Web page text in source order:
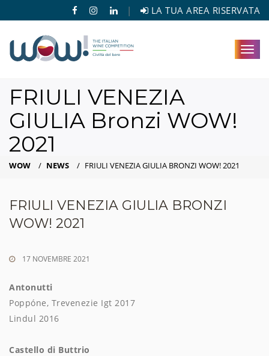
| LA TUA AREA RISERVATA
FRIULI VENEZIA
GIULIA Bronzi WOW!
2021
WOW / NEWS / FRIULI VENEZIA GIULIA BRONZI WOW! 2021
FRIULI VENEZIA GIULIA BRONZI
WOW! 2021
17 NOVEMBRE 2021
Antonutti
Poppóne, Trevenezie Igt 2017
Lindul 2016
Castello di Buttrio